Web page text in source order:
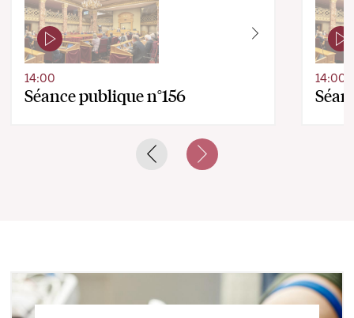
Séance publique n°156
14:00 14:00
Previous slideNext slide